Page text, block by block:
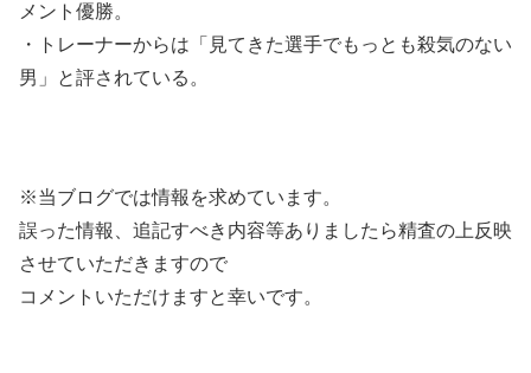
メント優勝。
・トレーナーからは「見てきた選手でもっとも殺気のない
男」と評されている。
※当ブログでは情報を求めています。
誤った情報、追記すべき内容等ありましたら精査の上反映
させていただきますので
コメントいただけますと幸いです。